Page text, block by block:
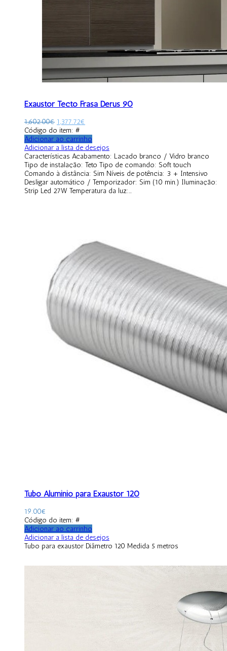
Exaustor Tecto Frasa Derus 90
1,602.00€ 1,377.72€
Código do item: #
Adicionar ao carrinho
Adicionar a lista de desejos
Características Acabamento: Lacado branco / Vidro branco
Tipo de instalação: Teto Tipo de comando: Soft touch
Comando à distância: Sim Níveis de potência: 3 + Intensivo
Desligar automático / Temporizador: Sim (10 min.) Iluminação:
Strip Led 27W Temperatura da luz:...
Tubo Aluminio para Exaustor 120
19.00€
Código do item: #
Adicionar ao carrinho
Adicionar a lista de desejos
Tubo para exaustor Diâmetro 120 Medida 5 metros